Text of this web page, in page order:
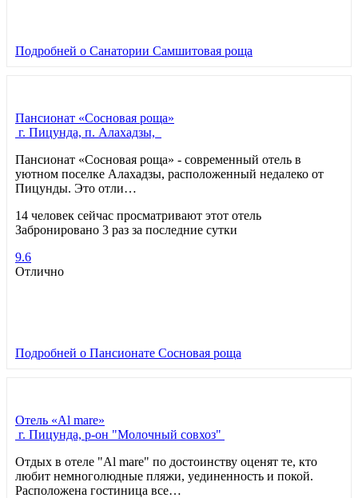
Подробней о Санатории Самшитовая роща
Пансионат «Сосновая роща»
г. Пицунда, п. Алахадзы,
Пансионат «Сосновая роща» - современный отель в
уютном поселке Алахадзы, расположенный недалеко от
Пицунды. Это отли…
14 человек сейчас просматривают этот отель
Забронировано 3 раз за последние сутки
9.6
Отлично
Подробней о Пансионате Сосновая роща
Отель «Al mare»
г. Пицунда, р-он "Молочный совхоз"
Отдых в отеле "Al mare" по достоинству оценят те, кто
любит немноголюдные пляжи, уединенность и покой.
Расположена гостиница все…